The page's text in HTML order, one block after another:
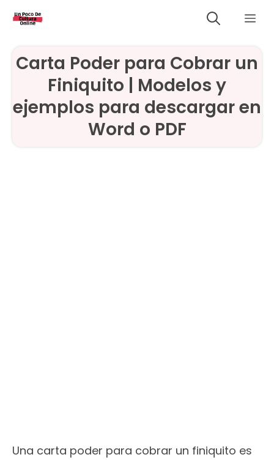
Saltar
Carta Poder para Cobrar un
Finiquito | Modelos y
ejemplos para descargar en
Word o PDF
Una carta poder para cobrar un finiquito es